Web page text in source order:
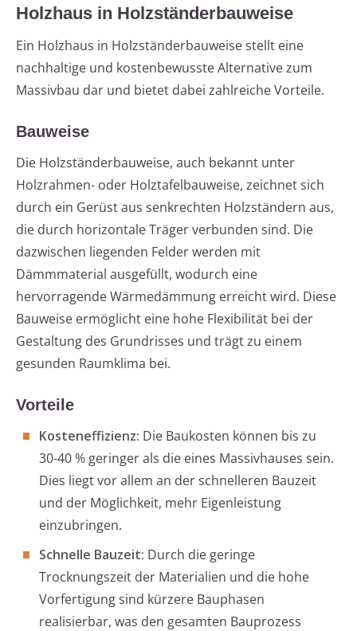
Holzhaus in Holzständerbauweise
Ein Holzhaus in Holzständerbauweise stellt eine
nachhaltige und kostenbewusste Alternative zum
Massivbau dar und bietet dabei zahlreiche Vorteile.
Bauweise
Die Holzständerbauweise, auch bekannt unter
Holzrahmen- oder Holztafelbauweise, zeichnet sich
durch ein Gerüst aus senkrechten Holzständern aus,
die durch horizontale Träger verbunden sind. Die
dazwischen liegenden Felder werden mit
Dämmmaterial ausgefüllt, wodurch eine
hervorragende Wärmedämmung erreicht wird. Diese
Bauweise ermöglicht eine hohe Flexibilität bei der
Gestaltung des Grundrisses und trägt zu einem
gesunden Raumklima bei.
Vorteile
Kosteneffizienz: Die Baukosten können bis zu
30-40 % geringer als die eines Massivhauses sein.
Dies liegt vor allem an der schnelleren Bauzeit
und der Möglichkeit, mehr Eigenleistung
einzubringen.
Schnelle Bauzeit: Durch die geringe
Trocknungszeit der Materialien und die hohe
Vorfertigung sind kürzere Bauphasen
realisierbar, was den gesamten Bauprozess